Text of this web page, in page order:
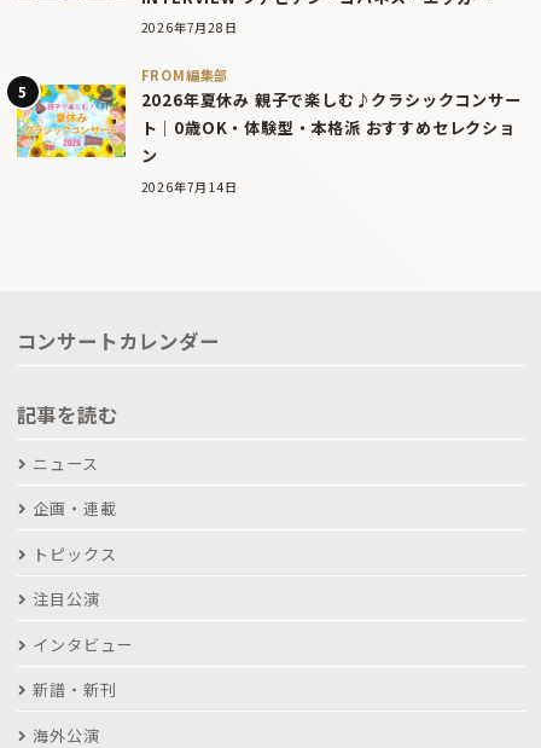
2026年7月28日
FROM編集部
2026年夏休み 親子で楽しむ♪クラシックコンサー
ト｜0歳OK・体験型・本格派 おすすめセレクショ
ン
2026年7月14日
コンサートカレンダー
記事を読む
ニュース
企画・連載
トピックス
注目公演
インタビュー
新譜・新刊
海外公演